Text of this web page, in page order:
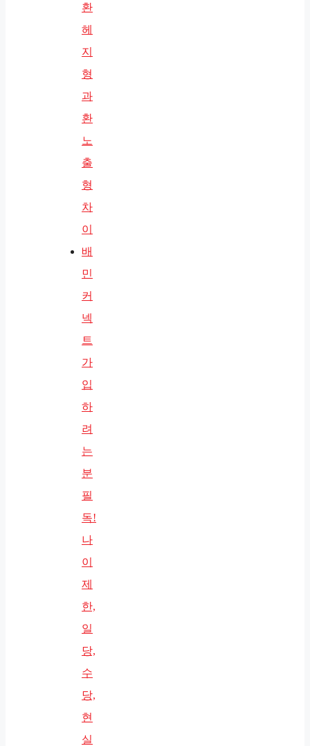
환
헤
지
형
과
환
노
출
형
차
이
배
민
커
넥
트
가
입
하
려
는
분
필
독!
나
이
제
한,
일
당,
수
당,
현
실